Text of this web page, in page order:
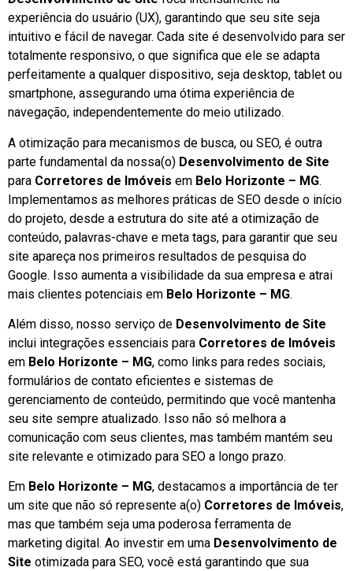
experiência do usuário (UX), garantindo que seu site seja
intuitivo e fácil de navegar. Cada site é desenvolvido para ser
totalmente responsivo, o que significa que ele se adapta
perfeitamente a qualquer dispositivo, seja desktop, tablet ou
smartphone, assegurando uma ótima experiência de
navegação, independentemente do meio utilizado.
A otimização para mecanismos de busca, ou SEO, é outra
parte fundamental da nossa(o) Desenvolvimento de Site
para Corretores de Imóveis em Belo Horizonte – MG.
Implementamos as melhores práticas de SEO desde o início
do projeto, desde a estrutura do site até a otimização de
conteúdo, palavras-chave e meta tags, para garantir que seu
site apareça nos primeiros resultados de pesquisa do
Google. Isso aumenta a visibilidade da sua empresa e atrai
mais clientes potenciais em Belo Horizonte – MG.
Além disso, nosso serviço de Desenvolvimento de Site
inclui integrações essenciais para Corretores de Imóveis
em Belo Horizonte – MG, como links para redes sociais,
formulários de contato eficientes e sistemas de
gerenciamento de conteúdo, permitindo que você mantenha
seu site sempre atualizado. Isso não só melhora a
comunicação com seus clientes, mas também mantém seu
site relevante e otimizado para SEO a longo prazo.
Em Belo Horizonte – MG, destacamos a importância de ter
um site que não só represente a(o) Corretores de Imóveis,
mas que também seja uma poderosa ferramenta de
marketing digital. Ao investir em uma Desenvolvimento de
Site otimizada para SEO, você está garantindo que sua